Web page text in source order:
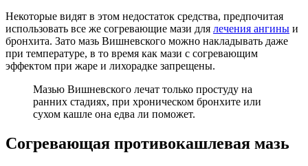
Некоторые видят в этом недостаток средства, предпочитая
использовать все же согревающие мази для лечения ангины и
бронхита. Зато мазь Вишневского можно накладывать даже
при температуре, в то время как мази с согревающим
эффектом при жаре и лихорадке запрещены.
Мазью Вишневского лечат только простуду на
ранних стадиях, при хроническом бронхите или
сухом кашле она едва ли поможет.
Согревающая противокашлевая мазь